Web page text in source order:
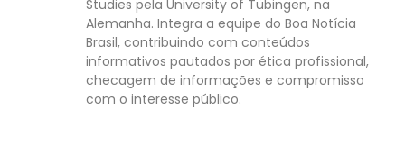
Studies pela University of Tübingen, na
Alemanha. Integra a equipe do Boa Notícia
Brasil, contribuindo com conteúdos
informativos pautados por ética profissional,
checagem de informações e compromisso
com o interesse público.